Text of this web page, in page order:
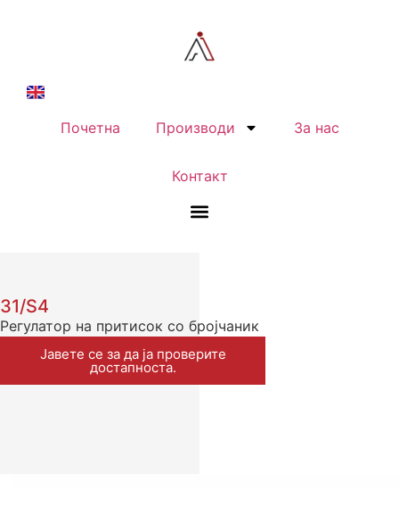
Почетна Производи За нас
Контакт
31/S4
Регулатор на притисок со бројчаник
Јавете се за да ја проверите
достапноста.